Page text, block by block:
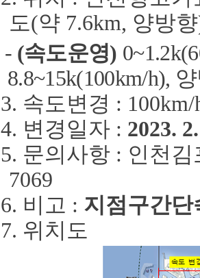
도(약 7.6km, 양방향
- (속도운영)
8.8~15k(100km/h),
3. 속도변경 : 100km/
4. 변경일자 : 2023.
5. 문의사항 : 인천
7069
6. 비고 : 지점구간단
7. 위치도